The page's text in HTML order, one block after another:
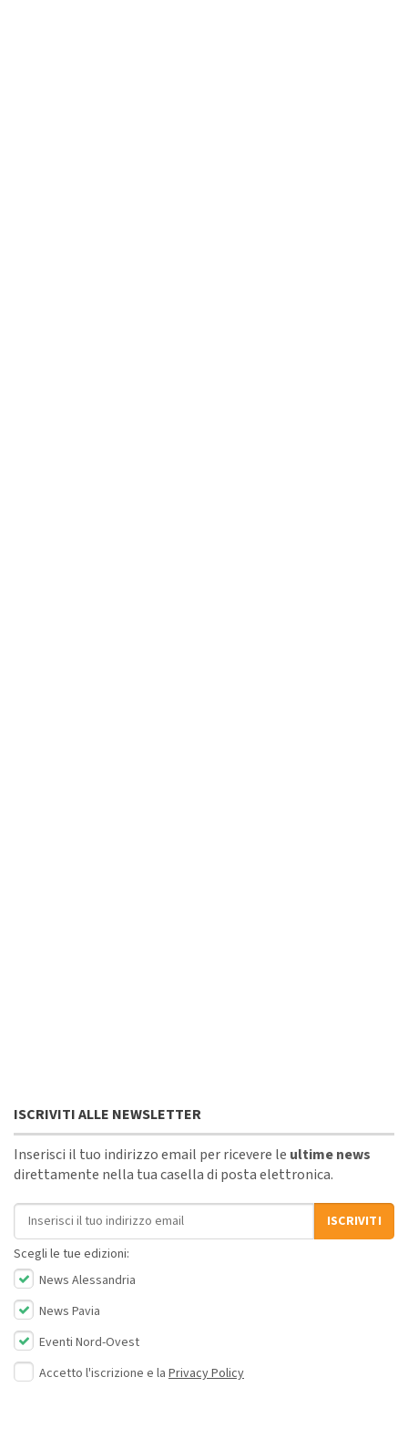
ISCRIVITI ALLE NEWSLETTER
Inserisci il tuo indirizzo email per ricevere le ultime news
direttamente nella tua casella di posta elettronica.
Indirizzo email
ISCRIVITI
Scegli le tue edizioni:
News Alessandria
News Pavia
Eventi Nord-Ovest
Accetto l'iscrizione e la Privacy Policy